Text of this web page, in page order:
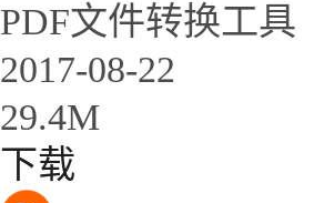
PDF文件转换工具
2017-08-22
29.4M
下载